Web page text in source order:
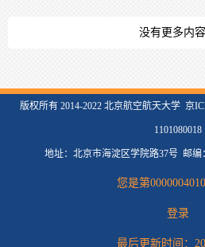
没有更多内
版权所有 2014-2022 北京航空航天大学 京
1101080018
地址：北京市海淀区学院路37号 邮编
您是第0000004010
登录
最后更新时间：